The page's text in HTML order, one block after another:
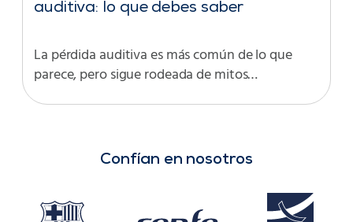
auditiva: lo que debes saber
La pérdida auditiva es más común de lo que
parece, pero sigue rodeada de mitos…
Confían en nosotros